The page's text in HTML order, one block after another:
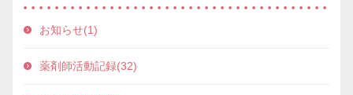
お知らせ(1)
薬剤師活動記録(32)